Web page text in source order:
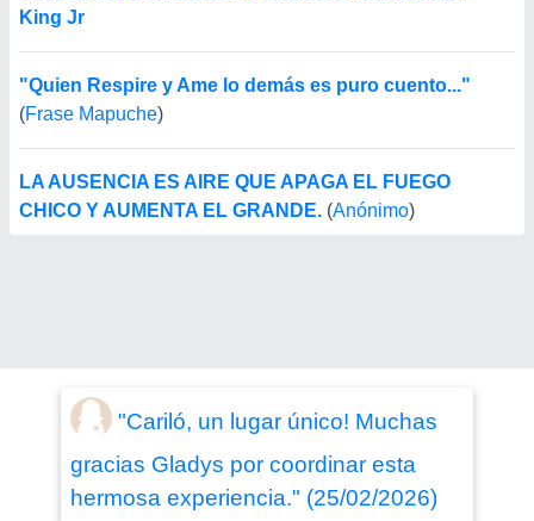
King Jr
"Quien Respire y Ame lo demás es puro cuento..."
(Frase Mapuche)
LA AUSENCIA ES AIRE QUE APAGA EL FUEGO
CHICO Y AUMENTA EL GRANDE. (Anónimo)
"Cariló, un lugar único! Muchas
gracias Gladys por coordinar esta
hermosa experiencia." (25/02/2026)